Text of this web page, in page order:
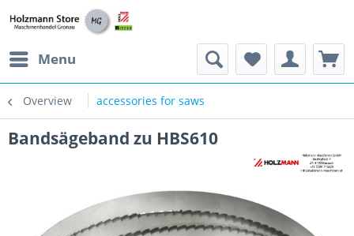
Menu
Overview accessories for saws
Bandsägeband zu HBS610